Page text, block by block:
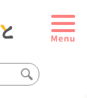
Menu